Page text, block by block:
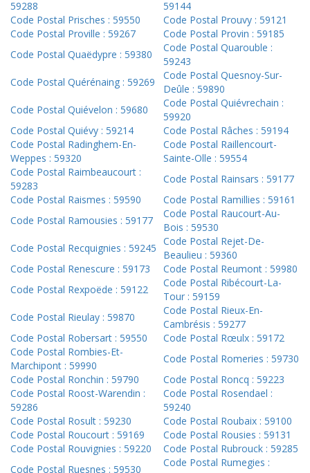
59288
59144
Code Postal Prisches : 59550
Code Postal Prouvy : 59121
Code Postal Proville : 59267
Code Postal Provin : 59185
Code Postal Quaëdypre : 59380
Code Postal Quarouble :
59243
Code Postal Quérénaing : 59269
Code Postal Quesnoy-Sur-
Deûle : 59890
Code Postal Quiévelon : 59680
Code Postal Quiévrechain :
59920
Code Postal Quiévy : 59214
Code Postal Râches : 59194
Code Postal Radinghem-En-
Weppes : 59320
Code Postal Raillencourt-
Sainte-Olle : 59554
Code Postal Raimbeaucourt :
59283
Code Postal Rainsars : 59177
Code Postal Raismes : 59590
Code Postal Ramillies : 59161
Code Postal Ramousies : 59177
Code Postal Raucourt-Au-
Bois : 59530
Code Postal Recquignies : 59245
Code Postal Rejet-De-
Beaulieu : 59360
Code Postal Renescure : 59173
Code Postal Reumont : 59980
Code Postal Rexpoëde : 59122
Code Postal Ribécourt-La-
Tour : 59159
Code Postal Rieulay : 59870
Code Postal Rieux-En-
Cambrésis : 59277
Code Postal Robersart : 59550
Code Postal Rœulx : 59172
Code Postal Rombies-Et-
Marchipont : 59990
Code Postal Romeries : 59730
Code Postal Ronchin : 59790
Code Postal Roncq : 59223
Code Postal Roost-Warendin :
59286
Code Postal Rosendael :
59240
Code Postal Rosult : 59230
Code Postal Roubaix : 59100
Code Postal Roucourt : 59169
Code Postal Rousies : 59131
Code Postal Rouvignies : 59220
Code Postal Rubrouck : 59285
Code Postal Ruesnes : 59530
Code Postal Rumegies :